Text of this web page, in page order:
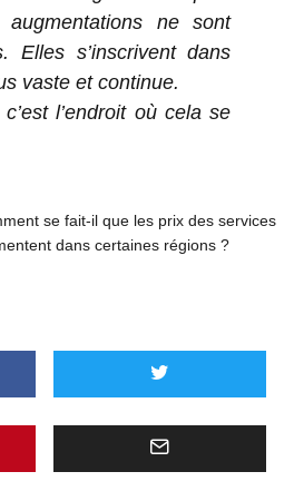
augmentations ne sont
Elles s’inscrivent dans
vaste et continue.
l’endroit où cela se
se fait-il que les prix des services
dans certaines régions ?